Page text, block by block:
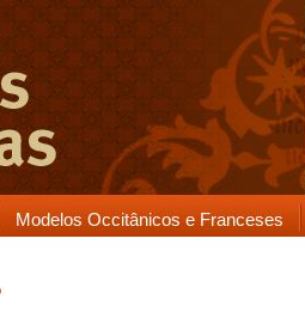
Modelos Occitânicos e Franceses